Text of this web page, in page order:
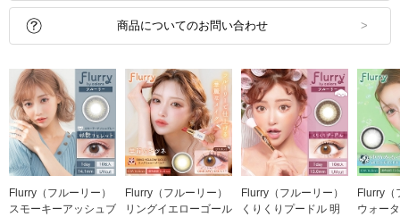
商品についてのお問い合わせ
Flurry（フルーリー）
スモーキーアッシュブ
Flurry（フルーリー）
リングイエローゴール
Flurry（フルーリー）
くりくりプードル 明
Flurry（
ウォー